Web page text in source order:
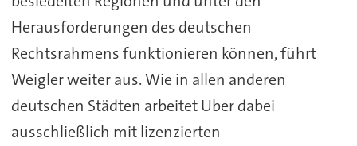
Herausforderungen des deutschen
Rechtsrahmens funktionieren können, führt
Weigler weiter aus. Wie in allen anderen
deutschen Städten arbeitet Uber dabei
ausschließlich mit lizenzierten